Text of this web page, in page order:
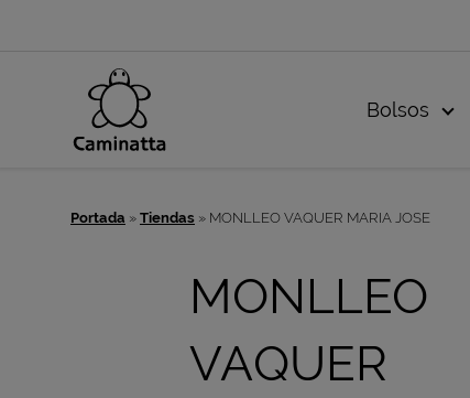
Bolsos
Portada » Tiendas » MONLLEO VAQUER MARIA JOSE
MONLLEO
VAQUER